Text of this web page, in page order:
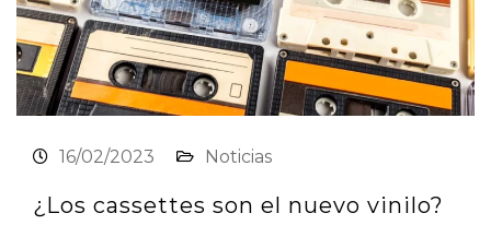
16/02/2023 Noticias
¿Los cassettes son el nuevo vinilo?